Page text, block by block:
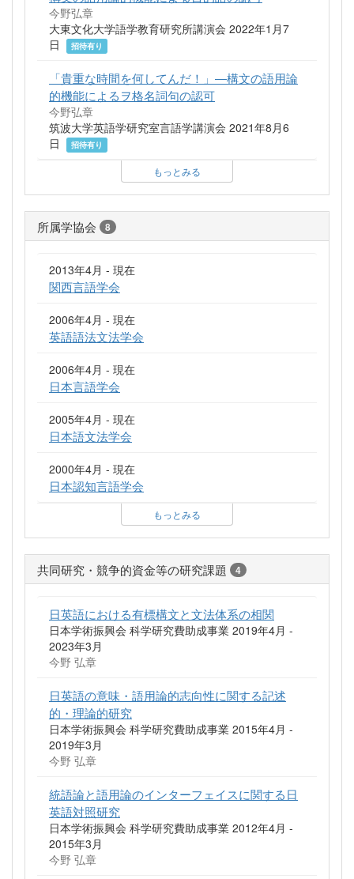
今野弘章
大東文化大学語学教育研究所講演会 2022年1月7
日
招待有り
「貴重な時間を何してんだ！」―構文の語用論
的機能によるヲ格名詞句の認可
今野弘章
筑波大学英語学研究室言語学講演会 2021年8月6
日
招待有り
もっとみる
所属学協会 8
2013年4月 - 現在
関西言語学会
2006年4月 - 現在
英語語法文法学会
2006年4月 - 現在
日本言語学会
2005年4月 - 現在
日本語文法学会
2000年4月 - 現在
日本認知言語学会
もっとみる
共同研究・競争的資金等の研究課題 4
日英語における有標構文と文法体系の相関
日本学術振興会 科学研究費助成事業 2019年4月 -
2023年3月
今野 弘章
日英語の意味・語用論的志向性に関する記述
的・理論的研究
日本学術振興会 科学研究費助成事業 2015年4月 -
2019年3月
今野 弘章
統語論と語用論のインターフェイスに関する日
英語対照研究
日本学術振興会 科学研究費助成事業 2012年4月 -
2015年3月
今野 弘章